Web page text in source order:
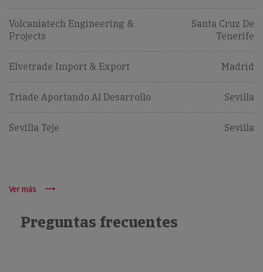
Volcaniatech Engineering &
Projects
Santa Cruz De
Tenerife
Elvetrade Import & Export Madrid
Triade Aportando Al Desarrollo Sevilla
Sevilla Teje Sevilla
Ver más
Preguntas frecuentes